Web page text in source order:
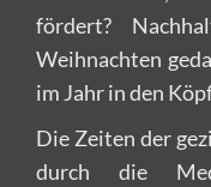
fördert?
Weihnachten
im Jahr in den
Die Zeiten der
durch die